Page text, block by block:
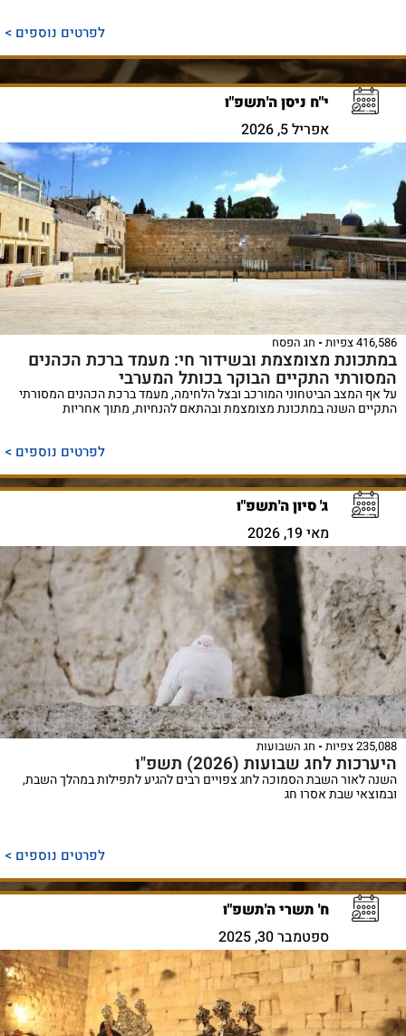
לפרטים נוספים >
י"ח ניסן ה'תשפ"ו
אפריל 5, 2026
416,586 צפיות חג הפסח
במתכונת מצומצמת ובשידור חי: מעמד ברכת הכהנים
המסורתי התקיים הבוקר בכותל המערבי
על אף המצב הביטחוני המורכב ובצל הלחימה, מעמד ברכת הכהנים המסורתי
התקיים השנה במתכונת מצומצמת ובהתאם להנחיות, מתוך אחריות
לפרטים נוספים >
ג' סיון ה'תשפ"ו
מאי 19, 2026
235,088 צפיות חג השבועות
היערכות לחג שבועות (2026) תשפ"ו
השנה לאור השבת הסמוכה לחג צפויים רבים להגיע לתפילות במהלך השבת,
ובמוצאי שבת אסרו חג
לפרטים נוספים >
ח' תשרי ה'תשפ"ו
ספטמבר 30, 2025